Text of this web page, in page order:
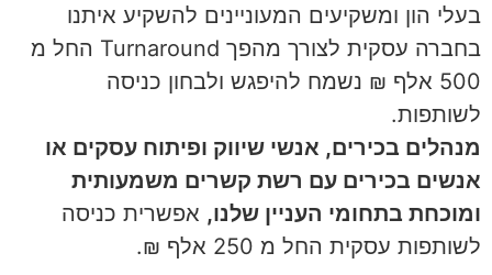
בעלי הון ומשקיעים המעוניינים להשקיע איתנו
בחברה עסקית לצורך מהפך Turnaround החל מ
500 אלף ₪ נשמח להיפגש ולבחון כניסה
לשותפות.
מנהלים בכירים, אנשי שיווק ופיתוח עסקים או
אנשים בכירים עם רשת קשרים משמעותית
ומוכחת בתחומי העניין שלנו, אפשרית כניסה
לשותפות עסקית החל מ 250 אלף ₪.